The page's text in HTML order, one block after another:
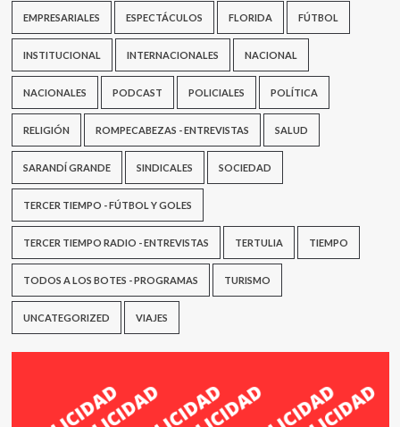
EMPRESARIALES ESPECTÁCULOS FLORIDA FÚTBOL
INSTITUCIONAL INTERNACIONALES NACIONAL
NACIONALES PODCAST POLICIALES POLÍTICA
RELIGIÓN ROMPECABEZAS - ENTREVISTAS SALUD
SARANDÍ GRANDE SINDICALES SOCIEDAD
TERCER TIEMPO - FÚTBOL Y GOLES
TERCER TIEMPO RADIO - ENTREVISTAS TERTULIA TIEMPO
TODOS A LOS BOTES - PROGRAMAS TURISMO
UNCATEGORIZED VIAJES